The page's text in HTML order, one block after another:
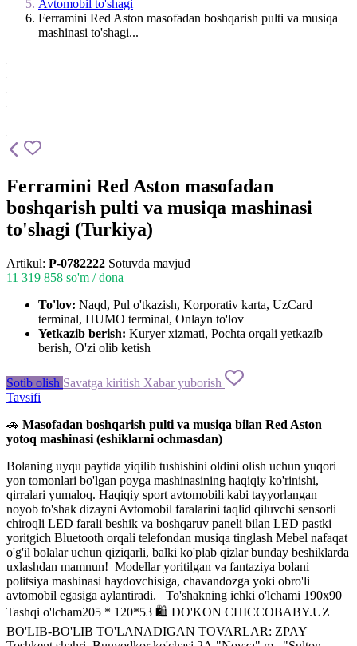
Avtomobil to'shagi
Ferramini Red Aston masofadan boshqarish pulti va musiqa
mashinasi to'shagi...
Ferramini Red Aston masofadan
boshqarish pulti va musiqa mashinasi
to'shagi (Turkiya)
Artikul: P-0782222 Sotuvda mavjud
11 319 858 so'm / dona
To'lov: Naqd, Pul o'tkazish, Korporativ karta, UzCard
terminal, HUMO terminal, Onlayn to'lov
Yetkazib berish: Kuryer xizmati, Pochta orqali yetkazib
berish, O'zi olib ketish
Sotib olish Savatga kiritish Xabar yuborish
Tavsifi
🚗 Masofadan boshqarish pulti va musiqa bilan Red Aston
yotoq mashinasi (eshiklarni ochmasdan)
Bolaning uyqu paytida yiqilib tushishini oldini olish uchun yuqori
yon tomonlari bo'lgan poyga mashinasining haqiqiy ko'rinishi,
qirralari yumaloq. Haqiqiy sport avtomobili kabi tayyorlangan
noyob to'shak dizayni Avtomobil faralarini taqlid qiluvchi sensorli
chiroqli LED farali beshik va boshqaruv paneli bilan LED pastki
yoritgich Bluetooth orqali telefondan musiqa tinglash Mebel nafaqat
o'g'il bolalar uchun qiziqarli, balki ko'plab qizlar bunday beshiklarda
uxlashdan mamnun! Modellar yoritilgan va fantaziya bolani
politsiya mashinasi haydovchisiga, chavandozga yoki obro'li
avtomobil egasiga aylantiradi. To'shakning ichki o'lchami 190x90
Tashqi o'lcham205 * 120*53 🛍 DO'KON CHICCOBABY.UZ
BO'LIB-BO'LIB TO'LANADIGAN TOVARLAR: ZPAY